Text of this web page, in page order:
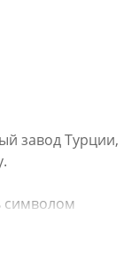
завод Турции,
символом
в умелых